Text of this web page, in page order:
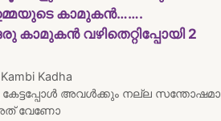
കാമുകൻ…….
കാമുകൻ വഴിതെറ്റിപ്പോയി 2
Kadha
അവൾക്കും നല്ല
വേണോ